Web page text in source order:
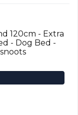
120cm - Extra
- Dog Bed -